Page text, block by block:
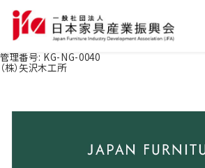
管理番号: KG-NG-0040
（株）矢沢木工所